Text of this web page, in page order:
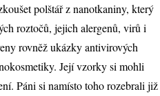
polštář z nanotkaniny, který
roztočů, jejich alergenů, virů i
rovněž ukázky antivirových
Její vzorky si mohli
Páni si namísto toho rozebrali již